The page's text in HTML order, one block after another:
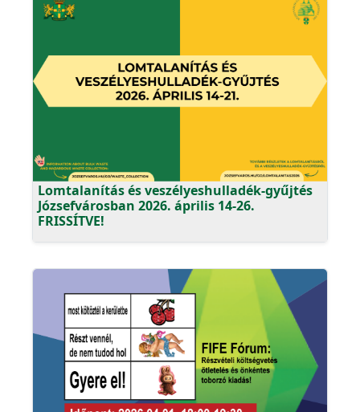
Lomtalanítás és veszélyeshulladék-gyűjtés
Józsefvárosban 2026. április 14-26.
FRISSÍTVE!